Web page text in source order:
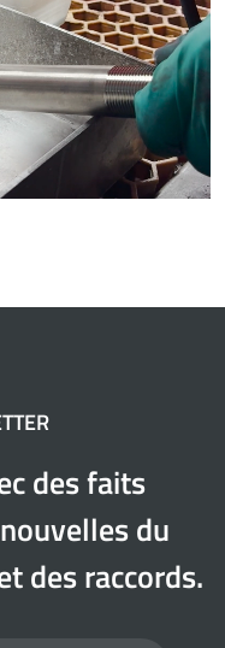
des faits
du
des raccords.